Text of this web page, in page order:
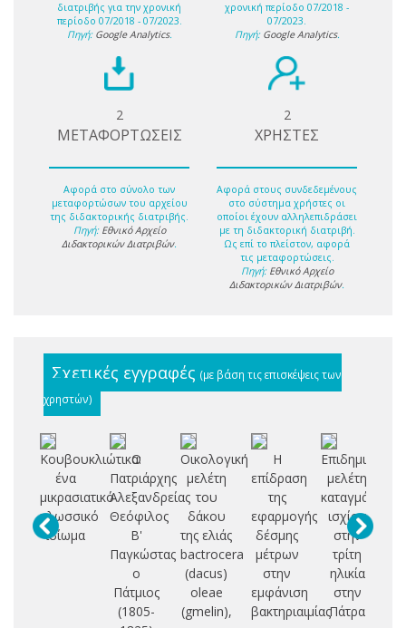
διατριβής για την χρονική
περίοδο 07/2018 - 07/2023.
Πηγή: Google Analytics.
χρονική περίοδο 07/2018 -
07/2023.
Πηγή: Google Analytics.
2
ΜΕΤΑΦΟΡΤΩΣΕΙΣ
Αφορά στο σύνολο των
μεταφορτώσων του αρχείου
της διδακτορικής διατριβής.
Πηγή: Εθνικό Αρχείο
Διδακτορικών Διατριβών.
2
ΧΡΗΣΤΕΣ
Αφορά στους συνδεδεμένους
στο σύστημα χρήστες οι
οποίοι έχουν αλληλεπιδράσει
με τη διδακτορική διατριβή.
Ως επί το πλείστον, αφορά
τις μεταφορτώσεις.
Πηγή: Εθνικό Αρχείο
Διδακτορικών Διατριβών.
Σχετικές εγγραφές (με βάση τις επισκέψεις των
χρηστών)
Κουβουκλιώτικα:
ένα
μικρασιατικό
γλωσσικό
ιδίωμα
Ο
Πατριάρχης
Αλεξανδρείας
Θεόφιλος
Β'
Παγκώστας
ο
Πάτμιος
(1805-
Οικολογική
μελέτη
του
δάκου
της ελιάς
bactrocera
(dacus)
oleae
(gmelin),
Η
επίδραση
της
εφαρμογής
δέσμης
μέτρων
στην
εμφάνιση
βακτηριαιμίας
μελέτη
καταγμάτων
ισχίου
στην
τρίτη
ηλικία
στην
Πάτρα